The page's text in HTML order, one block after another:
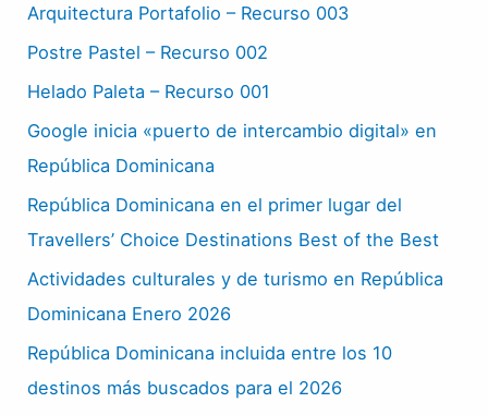
Arquitectura Portafolio – Recurso 003
Postre Pastel – Recurso 002
Helado Paleta – Recurso 001
Google inicia «puerto de intercambio digital» en
República Dominicana
República Dominicana en el primer lugar del
Travellers’ Choice Destinations Best of the Best
Actividades culturales y de turismo en República
Dominicana Enero 2026
República Dominicana incluida entre los 10
destinos más buscados para el 2026